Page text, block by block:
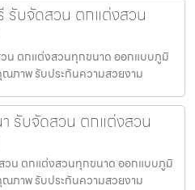
บจัดสวน ตกแต่งสวน
น ตกแต่งสวนทุกขนาด ออกแบบภูมิ
ณภาพ รับประกันความสวยงาม
รับจัดสวน ตกแต่งสวน
น ตกแต่งสวนทุกขนาด ออกแบบภูมิ
ณภาพ รับประกันความสวยงาม